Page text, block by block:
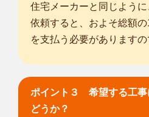
住宅メーカーと同じよう
依頼すると、およそ総額
を支払う必要がありますの
ポイント３ 希望する工事
どうか？